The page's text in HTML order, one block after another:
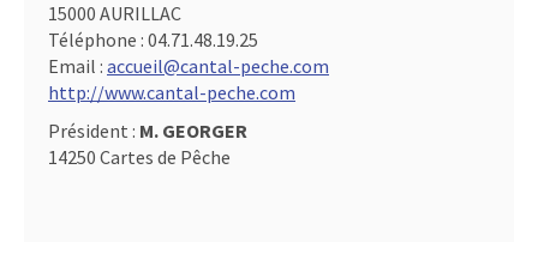
15000 AURILLAC
Téléphone : 04.71.48.19.25
Email : accueil@cantal-peche.com
http://www.cantal-peche.com
Président : M. GEORGER
14250 Cartes de Pêche